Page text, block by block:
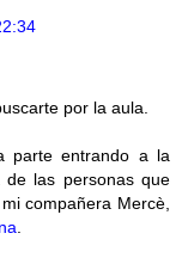
por la aula.
parte entrando a la
las personas que
compañera Mercè,